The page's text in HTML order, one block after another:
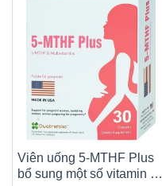
Viên uống 5-MTHF Plus
bổ sung một số vitamin và